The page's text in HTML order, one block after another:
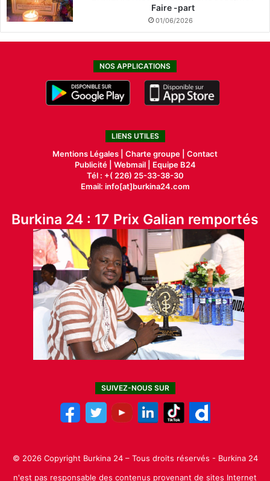
Faire -part
01/06/2026
NOS APPLICATIONS
LIENS UTILES
Mentions Légales | Charte groupe | Contact
Publicité| Webmail |
Equipe B24
Tél : +( 226) 25-33-38-30
Email: info[at]burkina24.com
Burkina 24 : 17 Prix Galian remportés
SUIVEZ-NOUS SUR
© 2026 Copyright Burkina 24 – Tous droits réservés - Burkina 24
n'est pas responsable des contenus provenant de sites Internet